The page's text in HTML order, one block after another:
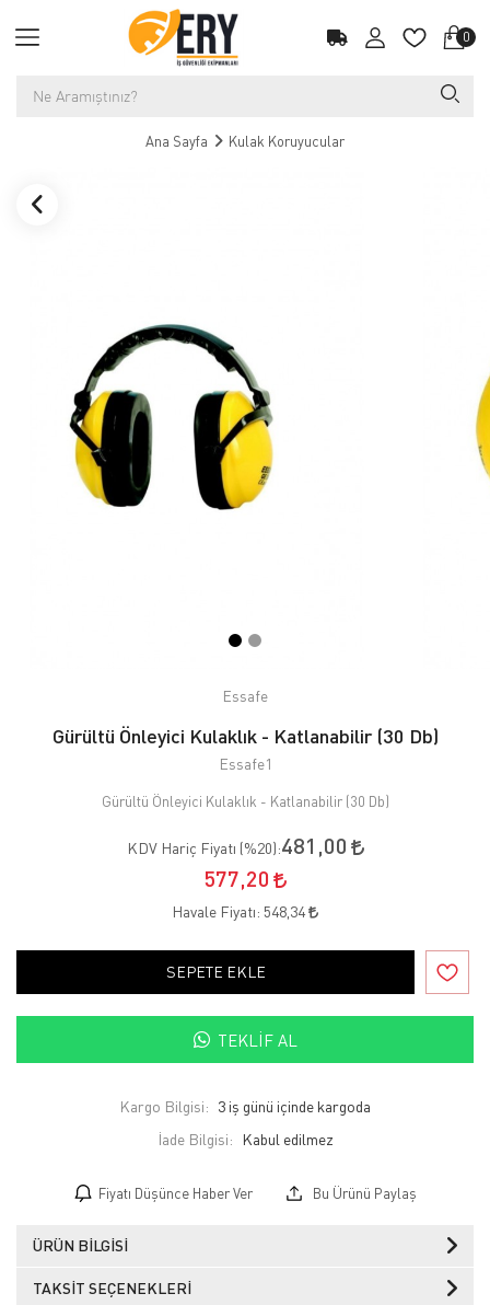
0
Ana Sayfa Kulak Koruyucular
Essafe
Gürültü Önleyici Kulaklık - Katlanabilir (30 Db)
Essafe1
Gürültü Önleyici Kulaklık - Katlanabilir (30 Db)
KDV Hariç Fiyatı (%20):481,00
577,20
Havale Fiyatı: 548,34
SEPETE EKLE
TEKLIF AL
Kargo Bilgisi: 3 iş günü içinde kargoda
İade Bilgisi:
Fiyatı Düşünce Haber Ver Bu Ürünü Paylaş
ÜRÜN BILGISI
TAKSIT SEÇENEKLERI